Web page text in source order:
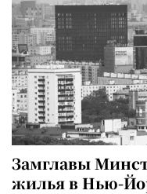
Замглавы
жилья в Нью-